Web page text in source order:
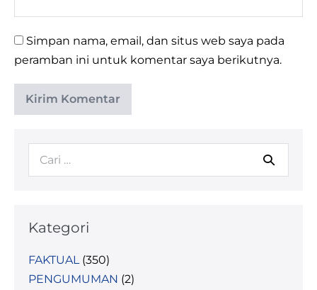
Simpan nama, email, dan situs web saya pada
peramban ini untuk komentar saya berikutnya.
Kategori
FAKTUAL (350)
PENGUMUMAN (2)